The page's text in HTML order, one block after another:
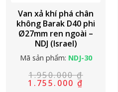
Van xả khí phá chân
không Barak D40 phi
Ø27mm ren ngoài –
NDJ (Israel)
Mã sản phẩm: NDJ-30
1.950.000₫
Giá
1.755.000₫
Giá